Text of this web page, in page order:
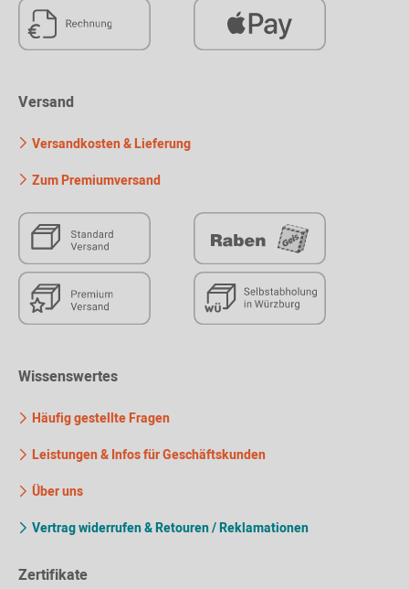
Versand
Versandkosten & Lieferung
Zum Premiumversand
Wissenswertes
Häufig gestellte Fragen
Leistungen & Infos für Geschäftskunden
Über uns
Vertrag widerrufen & Retouren / Reklamationen
Zertifikate